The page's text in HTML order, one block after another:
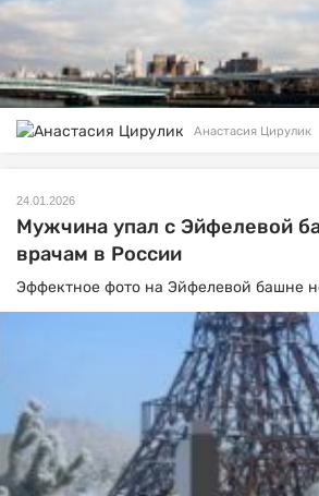
Анастасия Цирулик
24.01.2026
Мужчина упал с Эйфелевой
врачам в России
Эффектное фото на Эйфелевой башне